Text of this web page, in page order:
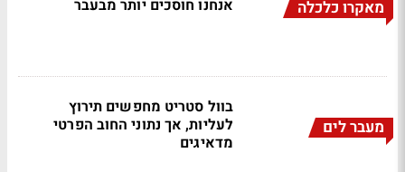
מאקרו כלכלה אנחנו חוסכים יותר מבעבר
מעבר לים
בוול סטריט מחפשים תירוץ
לעליות, אך נתוני החוב הפרטי
מדאיגים